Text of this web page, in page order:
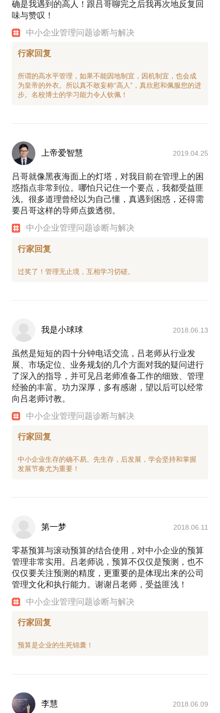
确是我遇到的高人！跟吕哥聊完之后我再次地反复回
味与赞叹！
中小企业管理问题诊断与解决
行家回复
所谓的高水平管理，如果不能因地制宜，因机制宜，也会成
为皇帝的外衣。所以真不敢妄称“高人”，真欣慰和佩服您的进
上帝爱智慧 2019.04.25
吕哥就像黑夜海面上的灯塔，对我目前在管理上的困
惑指点非常到位。哪怕只记住一个要点，我都受益匪
浅。很多道理曾经以为自己懂，真遇到困惑，还得需
要吕哥这样的导师点拨透彻。
中小企业管理问题诊断与解决
行家回复
我是小球球 2018.06.13
虽然是短短的四十分钟电话交流，吕老师从行业发
展、市场定位、业务规划的几个方面对我的疑问进行
了深入的指导，并可见吕老师准备工作的细致、管理
经验的丰富。功力深厚，多有感谢，望以后可以经常
向吕老师讨教。
中小企业管理问题诊断与解决
行家回复
中小企业生存的确不易。先生存，后发展，学会坚持和掌握
第一梦 2018.06.11
零基预算与滚动预算的结合使用，对中小企业的预算
管理非常实用。吕老师说，预算不仅仅是预测，也不
仅仅要关注预测的精度，更重要的是体现出来的公司
管理文化和执行能力。谢谢吕老师，受益匪浅！
中小企业管理问题诊断与解决
行家回复
李慧 2018.06.09